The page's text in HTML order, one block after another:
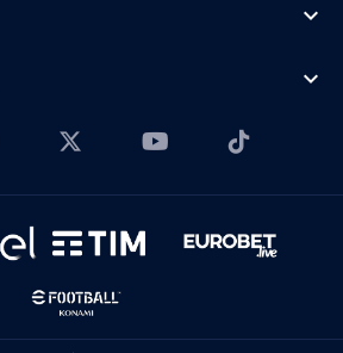
expand_more
expand_more